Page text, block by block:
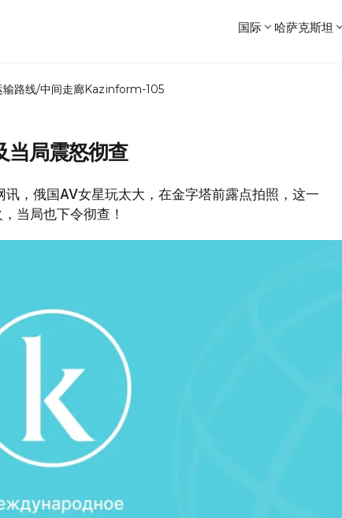
国际 哈萨克斯坦
路线/中间走廊Kazinform-105
当局震怒彻查
，俄国AV女星玩太大，在金字塔前露点拍照，这一
当局也下令彻查！